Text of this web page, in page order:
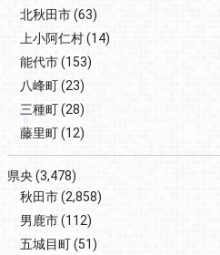
北秋田市(63)
上小阿仁村(14)
能代市(153)
八峰町(23)
三種町(28)
藤里町(12)
県央 (3,478)
秋田市(2,858)
男鹿市(112)
五城目町(51)